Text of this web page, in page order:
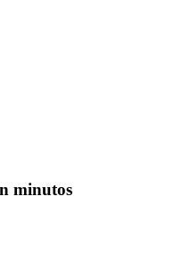
minutos